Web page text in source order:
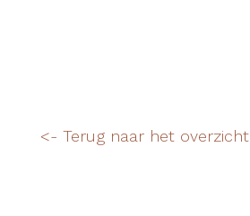
<- Terug naar het overzicht